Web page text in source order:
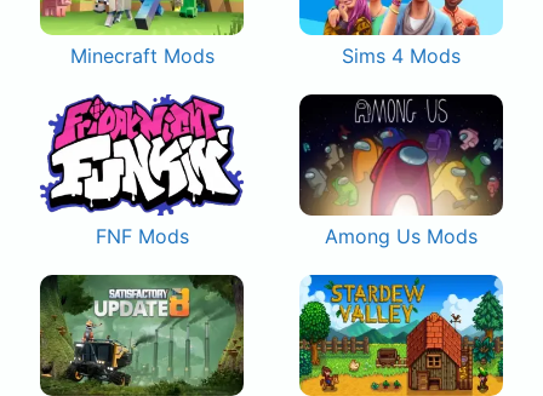
Minecraft Mods Sims 4 Mods
FNF Mods Among Us Mods